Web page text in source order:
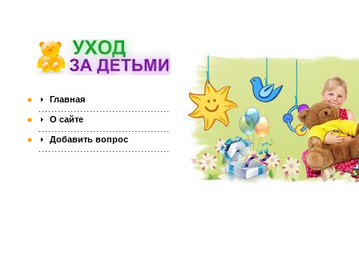
Главная
О сайте
Добавить вопрос